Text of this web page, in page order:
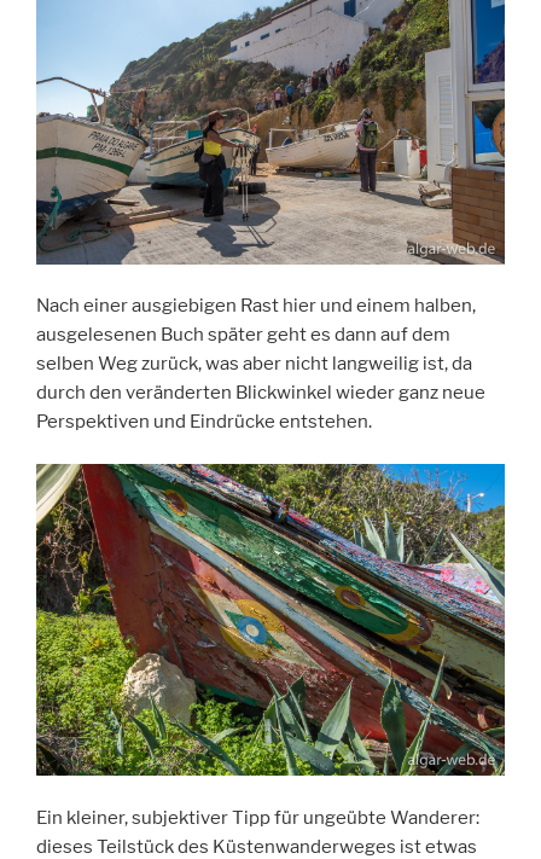
Nach einer ausgiebigen Rast hier und einem halben,
ausgelesenen Buch später geht es dann auf dem
selben Weg zurück, was aber nicht langweilig ist, da
durch den veränderten Blickwinkel wieder ganz neue
Perspektiven und Eindrücke entstehen.
Ein kleiner, subjektiver Tipp für ungeübte Wanderer:
dieses Teilstück des Küstenwanderweges ist etwas